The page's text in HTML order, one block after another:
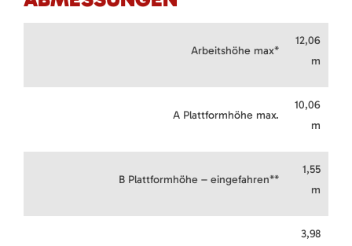
Arbeitshöhe max*
12,06
m
A Plattformhöhe max.
10,06
m
B Plattformhöhe – eingefahren**
1,55
m
3,98